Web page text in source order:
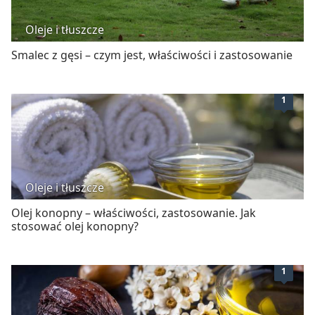
Oleje i tłuszcze
Smalec z gęsi – czym jest, właściwości i zastosowanie
1
Oleje i tłuszcze
Olej konopny – właściwości, zastosowanie. Jak
stosować olej konopny?
1